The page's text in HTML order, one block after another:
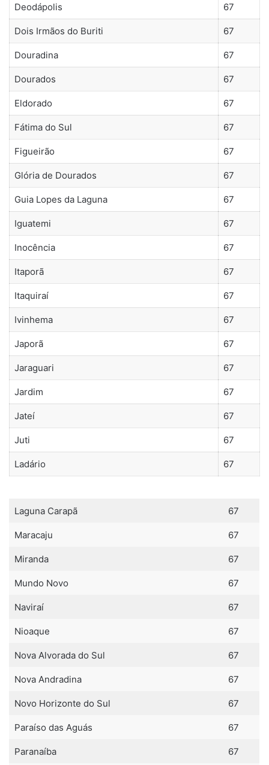
Deodápolis 67
Dois Irmãos do Buriti 67
Douradina 67
Dourados 67
Eldorado 67
Fátima do Sul 67
Figueirão 67
Glória de Dourados 67
Guia Lopes da Laguna 67
Iguatemi 67
Inocência 67
Itaporã 67
Itaquiraí 67
Ivinhema 67
Japorã 67
Jaraguari 67
Jardim 67
Jateí 67
Juti 67
Ladário 67
Laguna Carapã 67
Maracaju 67
Miranda 67
Mundo Novo 67
Naviraí 67
Nioaque 67
Nova Alvorada do Sul 67
Nova Andradina 67
Novo Horizonte do Sul 67
Paraíso das Aguás 67
Paranaíba 67